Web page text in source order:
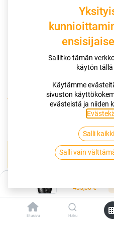
435,00€
Etusivu Haku
Kauppa 160/80-15 74V
160/80-15 74V
Tuotekoodi:
Tällä tuotteella ei ole
Sallitko tämän
käytön tällä
Käytämme
sivuston
evästeistä ja niiden
Salli
Salli vain